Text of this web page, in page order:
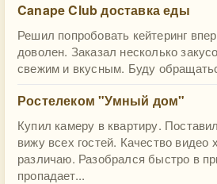
Canape Club доставка еды
Решил попробовать кейтеринг
доволен. Заказал несколько
свежим и вкусным. Буду
Ростелеком "Умный дом"
Купил камеру в квартиру.
вижу всех гостей. Качество видео
различаю. Разобрался быстро в
пропадает...